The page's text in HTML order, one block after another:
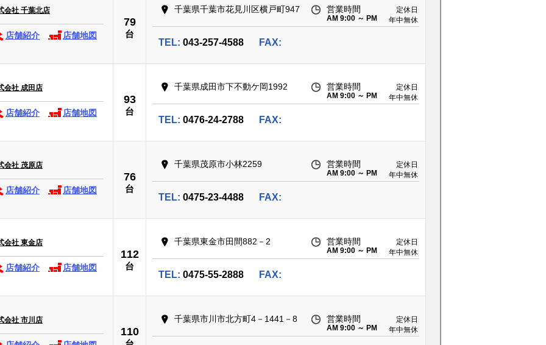
会社 千葉北店
店舗紹介 店舗地図
79
台
千葉県千葉市花見川区横戸町947 営業時間
AM 9:00 ～ PM
7:00
定休日
年中無休
TEL: 043-257-4588 FAX:
会社 成田店
店舗紹介 店舗地図
93
台
千葉県成田市下不動ケ岡1992 営業時間
AM 9:00 ～ PM
7:00
定休日
年中無休
TEL: 0476-24-2788 FAX:
会社 茂原店
店舗紹介 店舗地図
76
台
千葉県茂原市小林2259 営業時間
AM 9:00 ～ PM
7:00
定休日
年中無休
TEL: 0475-23-4488 FAX:
会社 東金店
店舗紹介 店舗地図
112
台
千葉県東金市田間882－2 営業時間
AM 9:00 ～ PM
7:00
定休日
年中無休
TEL: 0475-55-2888 FAX:
会社 市川店
110
千葉県市川市北方町4－1441－8 営業時間
AM 9:00 ～ PM
7:00
定休日
年中無休